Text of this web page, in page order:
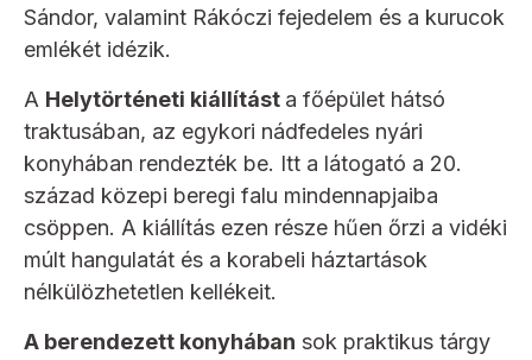
Sándor, valamint Rákóczi fejedelem és a kurucok
emlékét idézik.
A Helytörténeti kiállítást a főépület hátsó
traktusában, az egykori nádfedeles nyári
konyhában rendezték be. Itt a látogató a 20.
század közepi beregi falu mindennapjaiba
csöppen. A kiállítás ezen része hűen őrzi a vidéki
múlt hangulatát és a korabeli háztartások
nélkülözhetetlen kellékeit.
A berendezett konyhában sok praktikus tárgy